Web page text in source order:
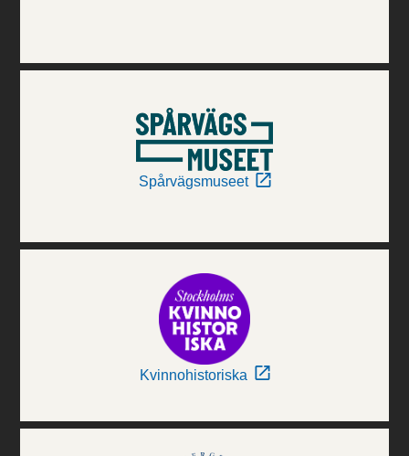
Spårvägsmuseet
Kvinnohistoriska